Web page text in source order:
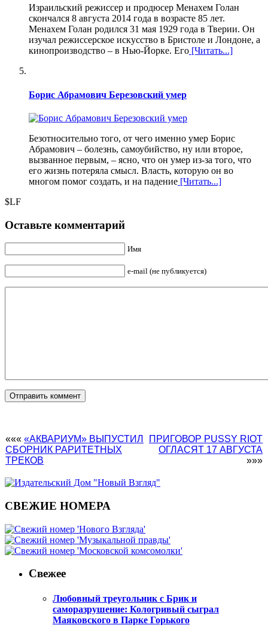
Израильский режиссер и продюсер Менахем Голан
скончался 8 августа 2014 года в возрасте 85 лет.
Менахем Голан родился 31 мая 1929 года в Тверии. Он
изучал режиссерское искусство в Бристоле и Лондоне, а
кинопроизводство – в Нью-Йорке. Его [Читать...]
Борис Абрамович Березовский умер
Безотносительно того, от чего именно умер Борис
Абрамович – болезнь, самоубийство, ну или второе,
вызванное первым, – ясно, что он умер из-за того, что
его жизнь потеряла смысл. Власть, которую он во
многом помог создать, и на падение [Читать...]
$LF
Оставьте комментарий
Имя
e-mail (не публикуется)
««« «АКВАРИУМ» ВЫПУСТИЛ
СБОРНИК РАРИТЕТНЫХ
ТРЕКОВ
ПРИГОВОР PUSSY RIOT
ОГЛАСЯТ 17 АВГУСТА
»»»
СВЕЖИЕ НОМЕРА
Свежее
Любовный треугольник с Брик и
саморазрушение: Кологривый сыграл
Маяковского в Парке Горького